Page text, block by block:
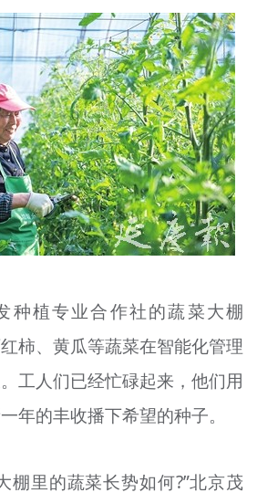
金
+
种植专业合作社的蔬菜大棚
柿、黄瓜等蔬菜在智能化管理
工人们已经忙碌起来，他们用
年的丰收播下希望的种子。
棚里的蔬菜长势如何?”北京茂